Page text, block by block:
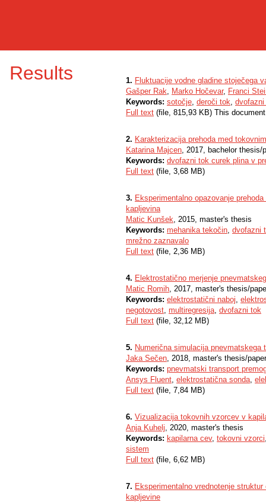
Results 1. Fluktuacije vodne gladine stoječega
Gašper Rak, Marko Hočevar, Franci
Keywords: sotočje, deroči tok,
Full text (file, 815,93 KB) This
2. Karakterizacija prehoda med
Katarina Majcen, 2017, bachelor thesis/
Keywords: dvofazni tok curek plina v
Full text (file, 3,68 MB)
3. Eksperimentalno opazovanje
kapljevina
Matic Kunšek, 2015, master's thesis
Keywords: mehanika tekočin, dvofazni
mrežno zaznavalo
Full text (file, 2,36 MB)
4. Elektrostatično merjenje
Matic Romih, 2017, master's thesis/
Keywords: elektrostatični naboj,
negotovost, multiregresija, dvofazni tok
Full text (file, 32,12 MB)
5. Numerična simulacija pnevmatskega
Jaka Sečen, 2018, master's thesis/paper
Keywords: pnevmatski transport
Ansys Fluent, elektrostatična sonda,
Full text (file, 7,84 MB)
6. Vizualizacija tokovnih vzorcev v
Anja Kuhelj, 2020, master's thesis
Keywords: kapilarna cev, tokovni vzorci
sistem
Full text (file, 6,62 MB)
7. Eksperimentalno vrednotenje
kapljevine